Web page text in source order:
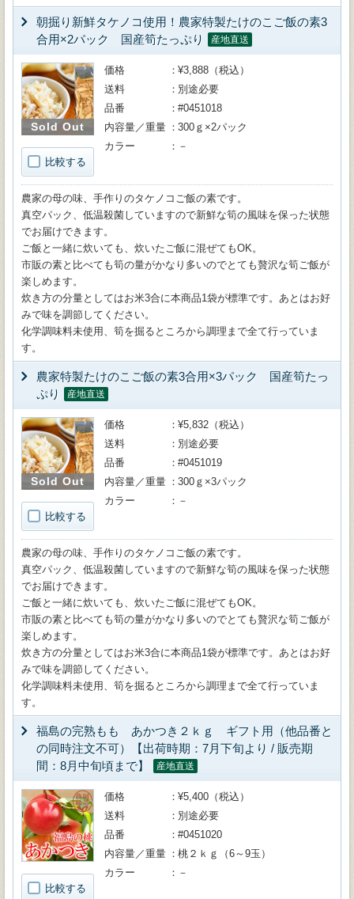
朝掘り新鮮タケノコ使用！農家特製たけのこご飯の素3
合用×2パック 国産筍たっぷり
産地直送
Sold Out
比較する
価格
¥3,888（税込）
送料
別途必要
品番
#0451018
内容量／重量
300ｇ×2パック
カラー
－
農家の母の味、手作りのタケノコご飯の素です。
真空パック、低温殺菌していますので新鮮な筍の風味を保った状態
でお届けできます。
ご飯と一緒に炊いても、炊いたご飯に混ぜてもOK。
市販の素と比べても筍の量がかなり多いのでとても贅沢な筍ご飯が
楽しめます。
炊き方の分量としてはお米3合に本商品1袋が標準です。あとはお好
みで味を調節してください。
化学調味料未使用、筍を掘るところから調理まで全て行っていま
す。
農家特製たけのこご飯の素3合用×3パック 国産筍たっ
ぷり
産地直送
Sold Out
比較する
価格
¥5,832（税込）
送料
別途必要
品番
#0451019
内容量／重量
300ｇ×3パック
カラー
－
農家の母の味、手作りのタケノコご飯の素です。
真空パック、低温殺菌していますので新鮮な筍の風味を保った状態
でお届けできます。
ご飯と一緒に炊いても、炊いたご飯に混ぜてもOK。
市販の素と比べても筍の量がかなり多いのでとても贅沢な筍ご飯が
楽しめます。
炊き方の分量としてはお米3合に本商品1袋が標準です。あとはお好
みで味を調節してください。
化学調味料未使用、筍を掘るところから調理まで全て行っていま
す。
福島の完熟もも あかつき２ｋｇ ギフト用（他品番と
の同時注文不可）【出荷時期：7月下旬より / 販売期
間：8月中旬頃まで】
産地直送
比較する
価格
¥5,400（税込）
送料
別途必要
品番
#0451020
内容量／重量
桃２ｋｇ（6～9玉）
カラー
－